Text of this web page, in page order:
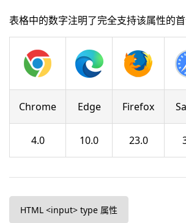
表格中的数字注明了完全支持该属性的首
Chrome Edge Firefox
4.0 10.0 23.0
HTML <input> type 属性